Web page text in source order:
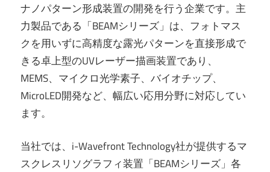
ナノパターン形成装置の開発を行う企業です。主
力製品である「BEAMシリーズ」は、フォトマス
クを用いずに高精度な露光パターンを直接形成で
きる卓上型のUVレーザー描画装置であり、
MEMS、マイクロ光学素子、バイオチップ、
MicroLED開発など、幅広い応用分野に対応してい
ます。
当社では、i-Wavefront Technology社が提供するマ
スクレスリソグラフィ装置「BEAMシリーズ」各